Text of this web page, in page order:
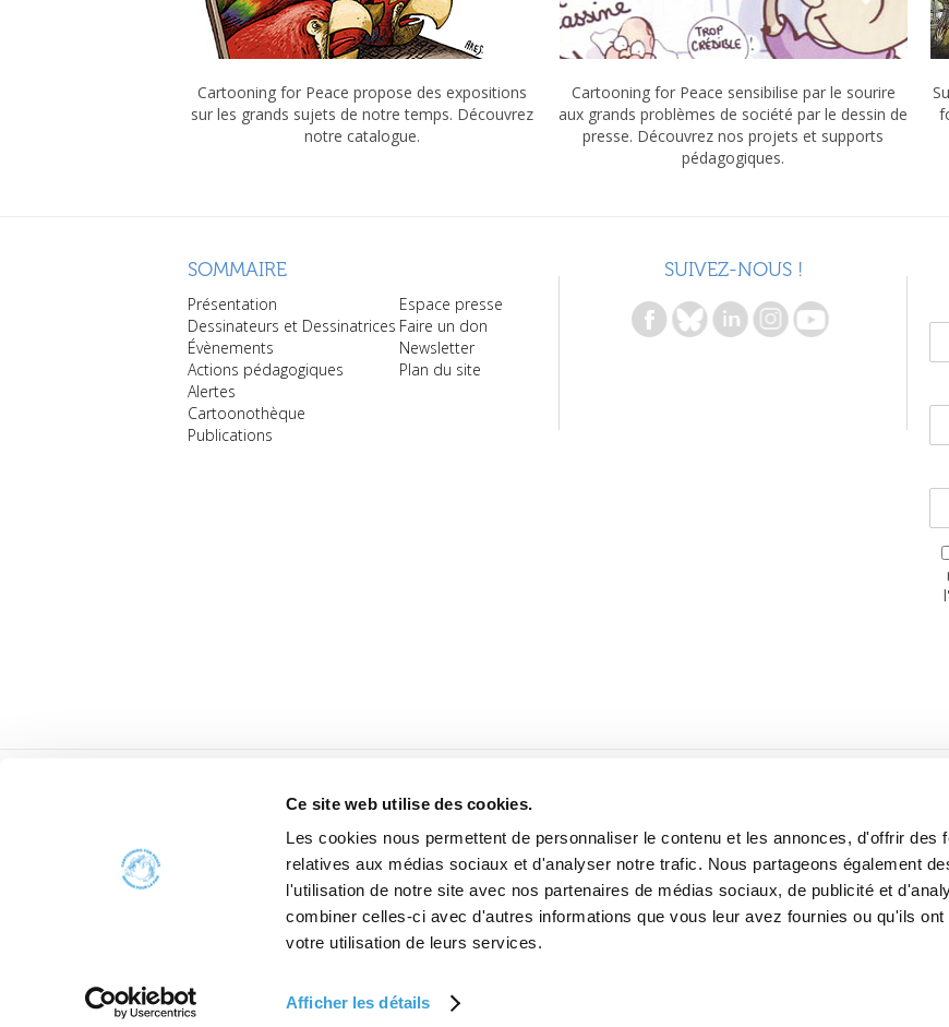
Ce site web utilise des cookies.
Les cookies nous permettent de personnaliser le contenu et les annonces, d'offrir des
relatives aux médias sociaux et d'analyser notre trafic. Nous partageons également
l'utilisation de notre site avec nos partenaires de médias sociaux, de publicité et
combiner celles-ci avec d'autres informations que vous leur avez fournies ou qu'ils
votre utilisation de leurs services.
Afficher les détails
Cartooning for Peace propose des expositions
sur les grands sujets de notre temps. Découvrez
notre catalogue.
Cartooning for Peace sensibilise par le sourire
aux grands problèmes de société par le dessin de
presse. Découvrez nos projets et supports
pédagogiques.
SOMMAIRE
Présentation
Dessinateurs et Dessinatrices
Évènements
Actions pédagogiques
Alertes
Cartoonothèque
Publications
Espace presse
Faire un don
Newsletter
Plan du site
SUIVEZ-NOUS !
Site réalisé avec le soutien de la MGEN, Mutuelle Santé
2006 - 2026 Cartooning for Peace -